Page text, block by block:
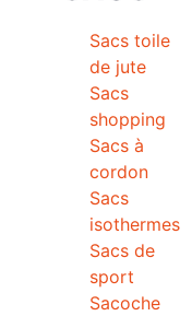
Sacs toile
de jute
Sacs
shopping
Sacs à
cordon
Sacs
isothermes
Sacs de
sport
Sacoche